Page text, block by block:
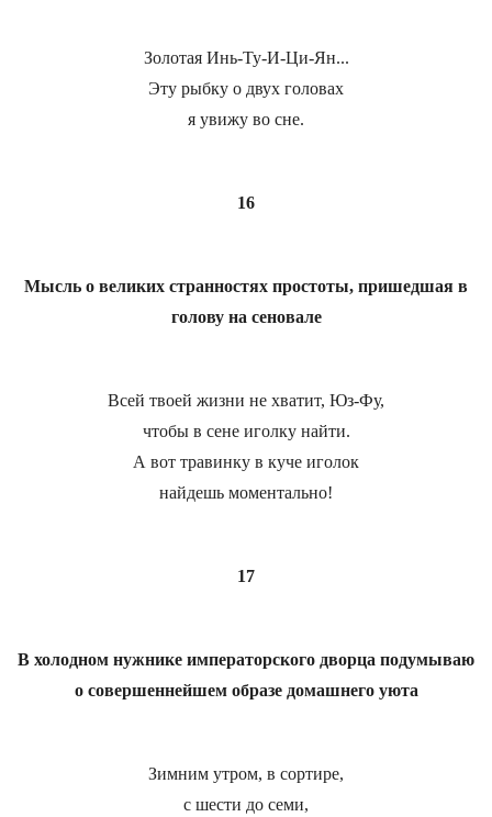
Золотая Инь-Ту-И-Ци-Ян...
Эту рыбку о двух головах
я увижу во сне.
16
Мысль о великих странностях простоты, пришедшая в
голову на сеновале
Всей твоей жизни не хватит, Юз-Фу,
чтобы в сене иголку найти.
А вот травинку в куче иголок
найдешь моментально!
17
В холодном нужнике императорского дворца подумываю
о совершеннейшем образе домашнего уюта
Зимним утром, в сортире,
с шести до семи,